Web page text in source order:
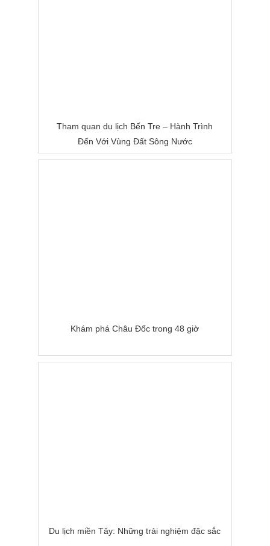
Tham quan du lịch Bến Tre – Hành Trình
Đến Với Vùng Đất Sông Nước
Khám phá Châu Đốc trong 48 giờ
Du lịch miền Tây: Những trải nghiệm đặc sắc